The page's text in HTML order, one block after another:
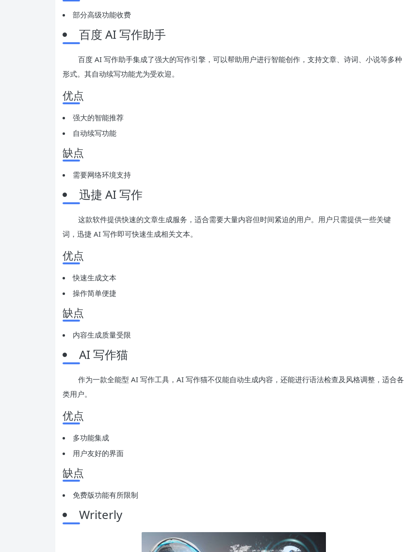
部分高级功能收费
百度 AI 写作助手
百度 AI 写作助手集成了强大的写作引擎，可以帮助用户进行智能创作，支持文章、诗词、小说等多种
形式。其自动续写功能尤为受欢迎。
优点
强大的智能推荐
自动续写功能
缺点
需要网络环境支持
迅捷 AI 写作
这款软件提供快速的文章生成服务，适合需要大量内容但时间紧迫的用户。用户只需提供一些关键
词，迅捷 AI 写作即可快速生成相关文本。
优点
快速生成文本
操作简单便捷
缺点
内容生成质量受限
AI 写作猫
作为一款全能型 AI 写作工具，AI 写作猫不仅能自动生成内容，还能进行语法检查及风格调整，适合各
类用户。
优点
多功能集成
用户友好的界面
缺点
免费版功能有所限制
Writerly